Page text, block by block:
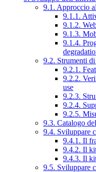
9.1. Approccio
9.1.1.
9.1.2.
9.1.3.
9.1.4.
9.2. Strumenti
9.2.1.
9.2.2.
use
9.2.3.
9.2.4.
9.2.5.
9.3. Catalogo
9.4. Sviluppare
9.4.1. Il
9.4.2. Il
9.4.3. Il
9.5. Sviluppare